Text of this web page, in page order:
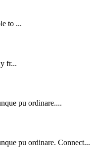
to ...
fr...
pu ordinare....
pu ordinare. Connect...